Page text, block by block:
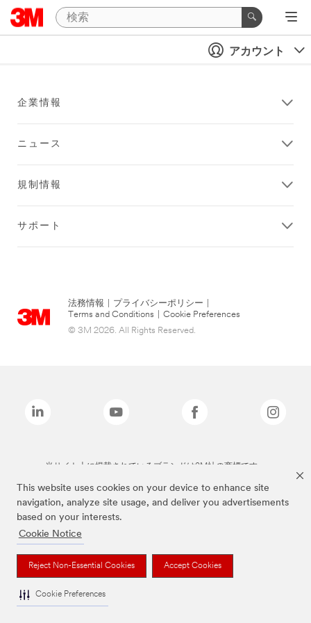
This website uses cookies on your device to enhance site
navigation, analyze site usage, and deliver you advertisements
based on your interests.
Cookie Notice
Reject Non-Essential Cookies Accept Cookies
Cookie Preferences
アカウント
企業情報
ニュース
規制情報
サポート
法務情報 プライバシーポリシー
Terms and Conditions
Cookie Preferences
© 3M 2026. All Rights Reserved.
当サイト上に掲載されているブランドは3M社の商標です。